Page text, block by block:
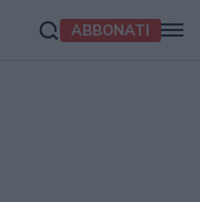
ABBONATI